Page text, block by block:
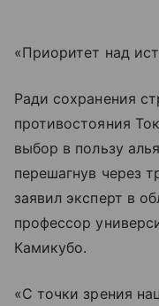
«Приоритет над
Ради сохранения
противостояния
выбор в пользу
перешагнув через
заявил эксперт в
профессор
Камикубо.
«С точки зрения